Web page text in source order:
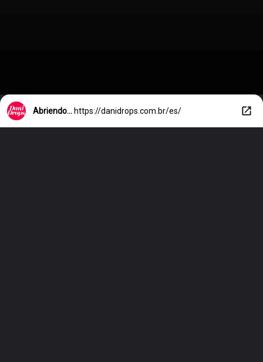
Abriendo... https://danidrops.com.br/es/